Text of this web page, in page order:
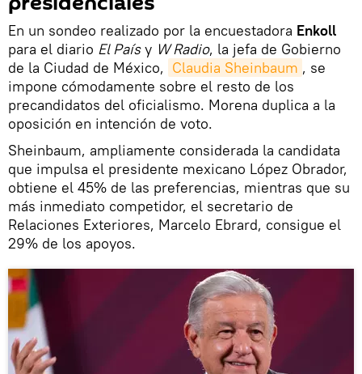
En un sondeo realizado por la encuestadora Enkoll
para el diario El Paísy W Radio, la jefa de Gobierno
de la Ciudad de México, Claudia Sheinbaum , se
impone cómodamente sobre el resto de los
precandidatos del oficialismo. Morena duplica a la
oposición en intención de voto.
Sheinbaum, ampliamente considerada la candidata
que impulsa el presidente mexicano López Obrador,
obtiene el 45% de las preferencias, mientras que su
más inmediato competidor, el secretario de
Relaciones Exteriores, Marcelo Ebrard, consigue el
29% de los apoyos.